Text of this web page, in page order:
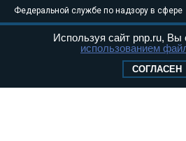
Федеральной службе по надзору в сфере
связи, информационных технологий и
массовых коммуникаций (Роскомнадзор)
Свидетельство о регистрации Эл № ФС77-
Используя сайт pnp.ru, Вы
использованием
СОГЛАСЕН